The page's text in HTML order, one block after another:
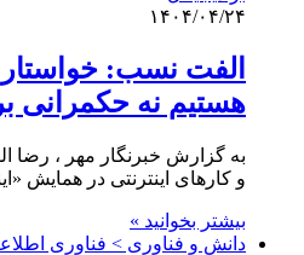
۱۴۰۴/۰۴/۲۴
الفت نسب: خواستار
هستیم نه حکمرانی
به گزارش خبرنگار مهر ، رضا
و کارهای اینترنتی در همایش
بیشتر بخوانید »
دانش و فناوری > فناوری